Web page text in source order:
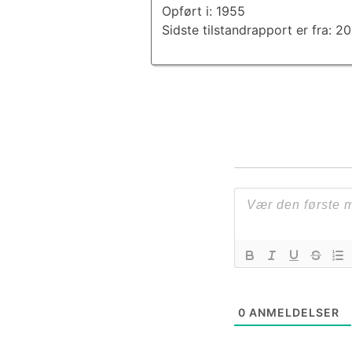
0 ANMELDELSER
Opført i: 1955
Sidste tilstandrapport er fra: